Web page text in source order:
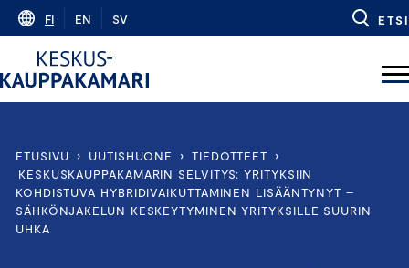
Skip
content
FI EN SV ETSI
ETUSIVU › UUTISHUONE › TIEDOTTEET
›
KESKUSKAUPPAKAMARIN SELVITYS: YRITYKSIIN
KOHDISTUVA HYBRIDIVAIKUTTAMINEN LISÄÄNTYNYT –
SÄHKÖNJAKELUN KESKEYTYMINEN YRITYKSILLE SUURIN
UHKA